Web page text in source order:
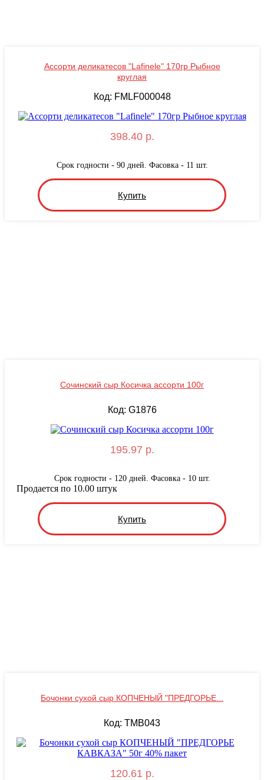
Ассорти деликатесов "Lafinele" 170гр Рыбное
круглая
Код: FMLF000048
398.40 р.
Срок годности - 90 дней. Фасовка - 11 шт.
Купить
Сочинский сыр Косичка ассорти 100г
Код: G1876
195.97 р.
Срок годности - 120 дней. Фасовка - 10 шт.
Купить
Продается по 10.00 штук
Бочонки сухой сыр КОПЧЕНЫЙ "ПРЕДГОРЬЕ...
Код: TMB043
120.61 р.